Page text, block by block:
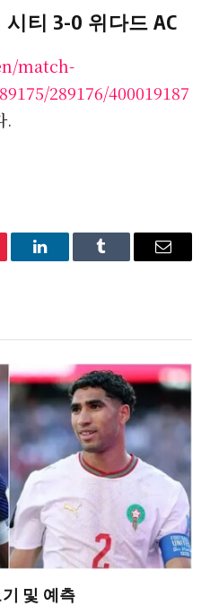
티 3-0 위다드 AC
match-
289176/400019187
.
LinkedInTumblr Email
및 예측